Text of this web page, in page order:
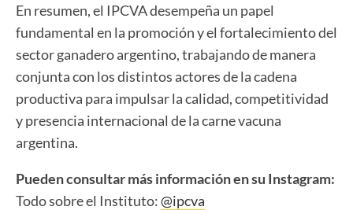
En resumen, el IPCVA desempeña un papel
fundamental en la promoción y el fortalecimiento del
sector ganadero argentino, trabajando de manera
conjunta con los distintos actores de la cadena
productiva para impulsar la calidad, competitividad
y presencia internacional de la carne vacuna
argentina.
Pueden consultar más información en su Instagram:
Todo sobre el Instituto:@ipcva